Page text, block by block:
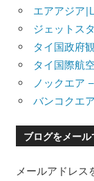
エアアジア
ジェットス
タイ国政府
タイ国際航
ノックエア
バンコクエ
ブログをメール
メールアドレス